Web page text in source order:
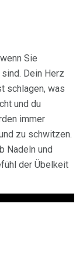
Sie
Dein Herz
schlagen, was
und du
immer
zu schwitzen.
Nadeln und
der Übelkeit